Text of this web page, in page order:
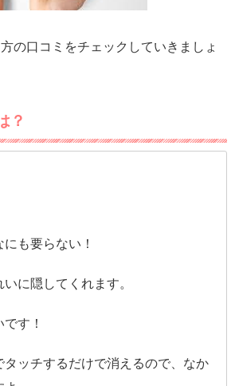
の口コミをチェックしていきましょ
？
も要らない！
に隠してくれます。
す！
タッチするだけで消えるので、なか